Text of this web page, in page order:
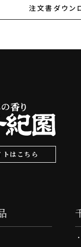
注文書ダウン
トはこちら